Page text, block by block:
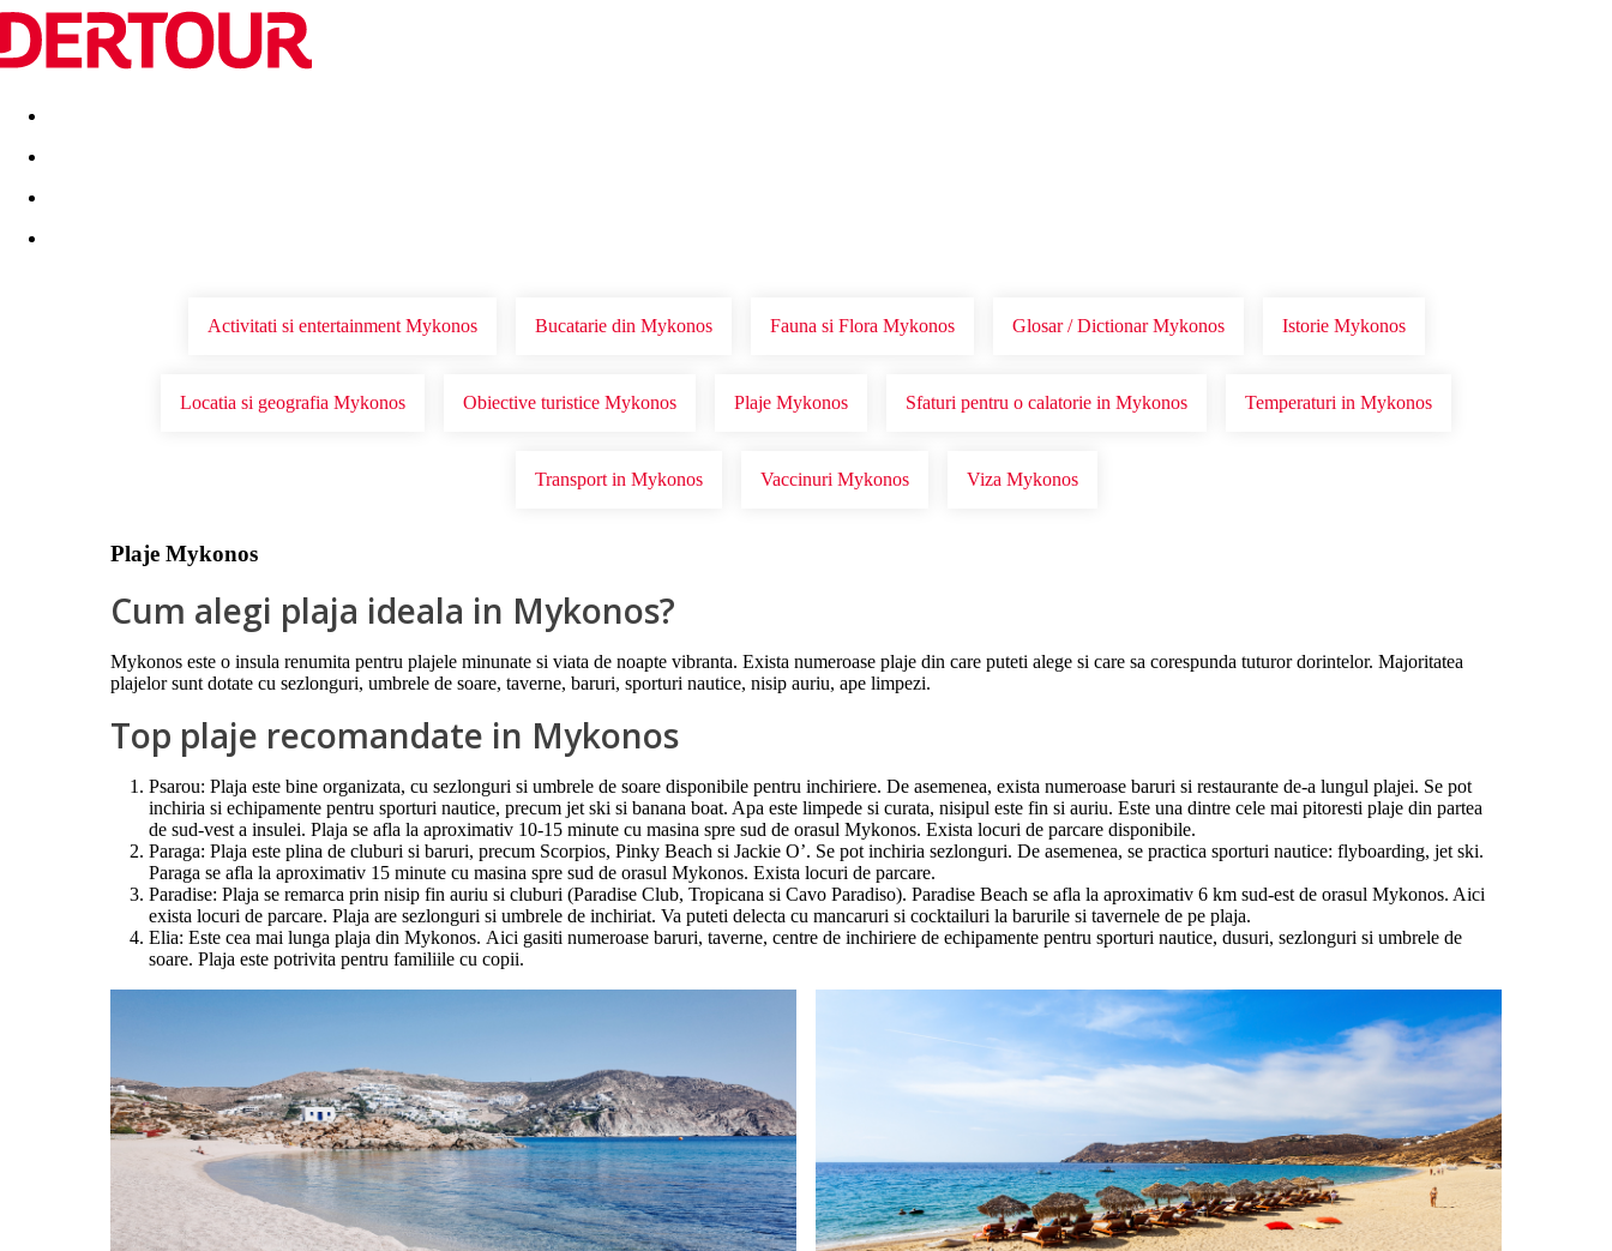
Destinatii Vacanta perfecta OFERTE DE NERATAT
Activitati si entertainment Mykonos Bucatarie din Mykonos Fauna si Flora Mykonos Glosar / Dictionar Mykonos Istorie Mykonos
Locatia si geografia Mykonos Obiective turistice Mykonos Plaje Mykonos Sfaturi pentru o calatorie in Mykonos Temperaturi in Mykonos
Transport in Mykonos Vaccinuri Mykonos Viza Mykonos
Plaje Mykonos
Cum alegi plaja ideala in Mykonos?
Mykonos este o insula renumita pentru plajele minunate si viata de noapte vibranta. Exista numeroase plaje din care puteti alege si care sa corespunda tuturor dorintelor. Majoritatea
plajelor sunt dotate cu sezlonguri, umbrele de soare, taverne, baruri, sporturi nautice, nisip auriu, ape limpezi.
Top plaje recomandate in Mykonos
Psarou: Plaja este bine organizata, cu sezlonguri si umbrele de soare disponibile pentru inchiriere. De asemenea, exista numeroase baruri si restaurante de-a lungul plajei. Se pot
inchiria si echipamente pentru sporturi nautice, precum jet ski si banana boat. Apa este limpede si curata, nisipul este fin si auriu. Este una dintre cele mai pitoresti plaje din partea
de sud-vest a insulei. Plaja se afla la aproximativ 10-15 minute cu masina spre sud de orasul Mykonos. Exista locuri de parcare disponibile.
Paraga: Plaja este plina de cluburi si baruri, precum Scorpios, Pinky Beach si Jackie O’. Se pot inchiria sezlonguri. De asemenea, se practica sporturi nautice: flyboarding, jet ski.
Paraga se afla la aproximativ 15 minute cu masina spre sud de orasul Mykonos. Exista locuri de parcare.
Paradise: Plaja se remarca prin nisip fin auriu si cluburi (Paradise Club, Tropicana si Cavo Paradiso). Paradise Beach se afla la aproximativ 6 km sud-est de orasul Mykonos. Aici
exista locuri de parcare. Plaja are sezlonguri si umbrele de inchiriat. Va puteti delecta cu mancaruri si cocktailuri la barurile si tavernele de pe plaja.
Elia: Este cea mai lunga plaja din Mykonos. Aici gasiti numeroase baruri, taverne, centre de inchiriere de echipamente pentru sporturi nautice, dusuri, sezlonguri si umbrele de
soare. Plaja este potrivita pentru familiile cu copii.